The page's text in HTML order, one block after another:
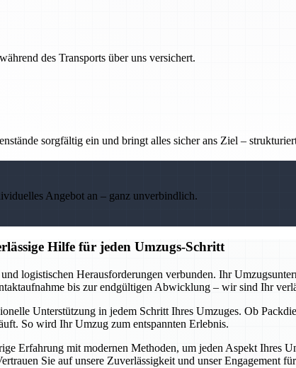
des Transports über uns versichert.
sorgfältig ein und bringt alles sicher ans Ziel –
Angebot an – ganz unverbindlich.
Hilfe für jeden Umzugs-Schritt
logistischen Herausforderungen verbunden. Ihr
bis zur endgültigen Abwicklung – wir sind Ihr
Unterstützung in jedem Schritt Ihres Umzuges. Ob
So wird Ihr Umzug zum entspannten Erlebnis.
Erfahrung mit modernen Methoden, um jeden Aspekt Ihres
Sie auf unsere Zuverlässigkeit und unser Engagement